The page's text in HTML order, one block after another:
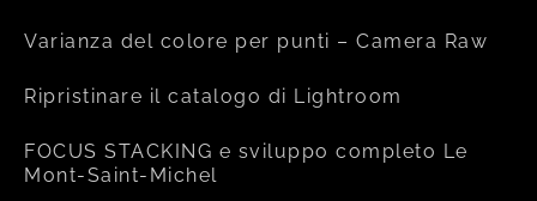
Varianza del colore per punti – Camera Raw
Ripristinare il catalogo di Lightroom
FOCUS STACKING e sviluppo completo Le
Mont-Saint-Michel